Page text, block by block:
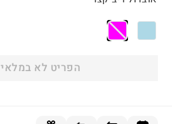
הפריט לא במלאי